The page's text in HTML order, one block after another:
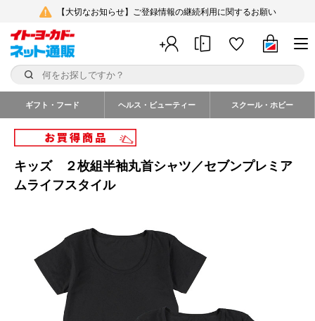
【大切なお知らせ】ご登録情報の継続利用に関するお願い
ギフト・フード ヘルス・ビューティー スクール・ホビー
キッズ ２枚組半袖丸首シャツ／セブンプレミア
ムライフスタイル